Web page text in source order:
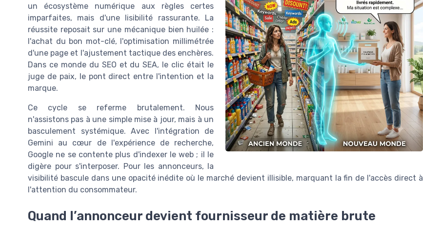
un écosystème numérique aux règles certes
imparfaites, mais d'une lisibilité rassurante. La
réussite reposait sur une mécanique bien huilée :
l'achat du bon mot-clé, l'optimisation millimétrée
d'une page et l'ajustement tactique des enchères.
Dans ce monde du SEO et du SEA, le clic était le
juge de paix, le pont direct entre l'intention et la
marque.
Ce cycle se referme brutalement. Nous
n'assistons pas à une simple mise à jour, mais à un
basculement systémique. Avec l'intégration de
Gemini au cœur de l'expérience de recherche,
Google ne se contente plus d'indexer le web ; il le
digère pour s'interposer. Pour les annonceurs, la
visibilité bascule dans une opacité inédite où le marché devient illisible, marquant la fin de l'accès direct à
l'attention du consommateur.
Quand l’annonceur devient fournisseur de matière brute